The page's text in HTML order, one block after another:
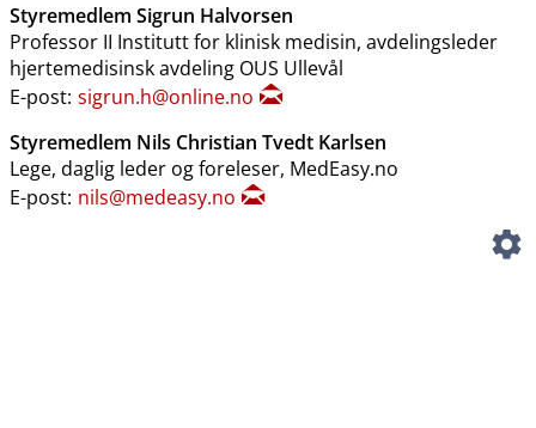
Styremedlem Sigrun Halvorsen
Professor II Institutt for klinisk medisin, avdelingsleder
hjertemedisinsk avdeling OUS Ullevål
E-post: sigrun.h@online.no
Styremedlem Nils Christian Tvedt Karlsen
Lege, daglig leder og foreleser, MedEasy.no
E-post: nils@medeasy.no